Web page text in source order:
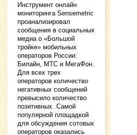
Инструмент онлайн
мониторинга Sensemetric
проанализировал
сообщения в социальных
медиа о «Большой
тройке» мобильных
операторов России:
Билайн, МТС и МегаФон.
Для всех трех
операторов количество
негативных сообщений
превысило количество
позитивных. Самой
популярной площадкой
для обсуждения сотовых
операторов оказались